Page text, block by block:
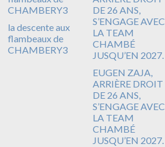
la descente aux
flambeaux de
CHAMBERY3
EUGEN ZAJA,
ARRIÈRE DROIT
DE 26 ANS,
S’ENGAGE AVEC
LA TEAM
CHAMBÉ
JUSQU’EN 2027.